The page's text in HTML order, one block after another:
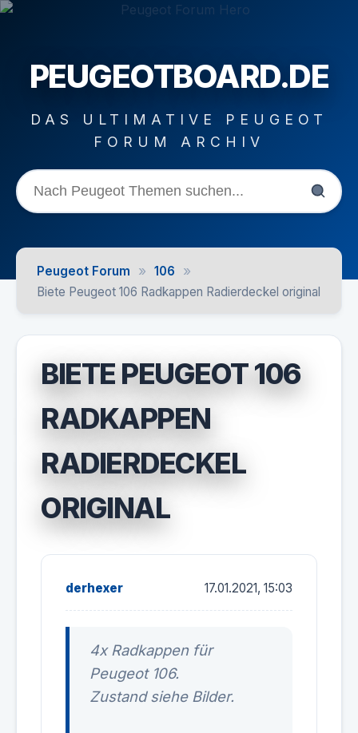
PEUGEOTBOARD.DE
DAS ULTIMATIVE PEUGEOT
FORUM ARCHIV
Peugeot Forum » 106 »
Biete Peugeot 106 Radkappen Radierdeckel original
BIETE PEUGEOT 106
RADKAPPEN
RADIERDECKEL
ORIGINAL
derhexer 17.01.2021, 15:03
4x Radkappen für
Peugeot 106.
Zustand siehe Bilder.